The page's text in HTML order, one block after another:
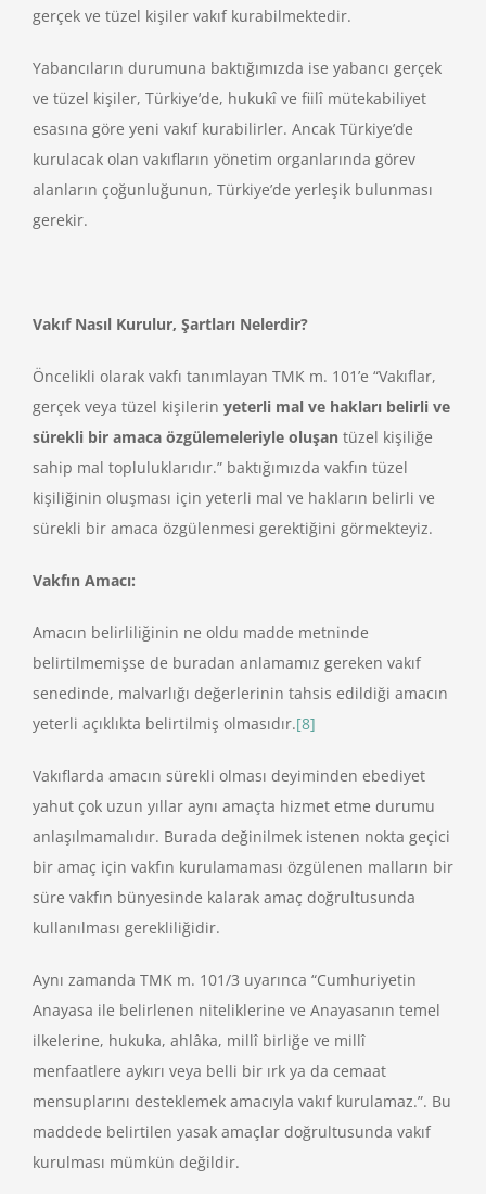
gerçek ve tüzel kişiler vakıf kurabilmektedir.
Yabancıların durumuna baktığımızda ise yabancı gerçek
ve tüzel kişiler, Türkiye’de, hukukî ve fiilî mütekabiliyet
esasına göre yeni vakıf kurabilirler. Ancak Türkiye’de
kurulacak olan vakıfların yönetim organlarında görev
alanların çoğunluğunun, Türkiye’de yerleşik bulunması
gerekir.
Vakıf Nasıl Kurulur, Şartları Nelerdir?
Öncelikli olarak vakfı tanımlayan TMK m. 101’e “Vakıflar,
gerçek veya tüzel kişilerin yeterli mal ve hakları belirli ve
sürekli bir amaca özgülemeleriyle oluşan tüzel kişiliğe
sahip mal topluluklarıdır.” baktığımızda vakfın tüzel
kişiliğinin oluşması için yeterli mal ve hakların belirli ve
sürekli bir amaca özgülenmesi gerektiğini görmekteyiz.
Vakfın Amacı:
Amacın belirliliğinin ne oldu madde metninde
belirtilmemişse de buradan anlamamız gereken vakıf
senedinde, malvarlığı değerlerinin tahsis edildiği amacın
yeterli açıklıkta belirtilmiş olmasıdır.[8]
Vakıflarda amacın sürekli olması deyiminden ebediyet
yahut çok uzun yıllar aynı amaçta hizmet etme durumu
anlaşılmamalıdır. Burada değinilmek istenen nokta geçici
bir amaç için vakfın kurulamaması özgülenen malların bir
süre vakfın bünyesinde kalarak amaç doğrultusunda
kullanılması gerekliliğidir.
Aynı zamanda TMK m. 101/3 uyarınca “Cumhuriyetin
Anayasa ile belirlenen niteliklerine ve Anayasanın temel
ilkelerine, hukuka, ahlâka, millî birliğe ve millî
menfaatlere aykırı veya belli bir ırk ya da cemaat
mensuplarını desteklemek amacıyla vakıf kurulamaz.”. Bu
maddede belirtilen yasak amaçlar doğrultusunda vakıf
kurulması mümkün değildir.